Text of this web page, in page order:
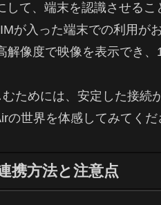
て、端末を認識させるこ
が入った端末での利用が
解像度で映像を表示でき
ためには、安定した接続
世界を体感してみてくだ
携方法と注意点